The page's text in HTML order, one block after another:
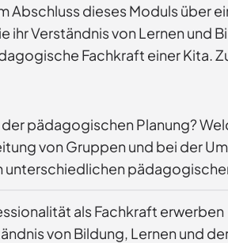
Abschluss dieses Moduls
Verständnis von Lernen und
Fachkraft einer Kita.
pädagogischen Planung?
von Gruppen und bei der
unterschiedlichen
als Fachkraft erwerben
von Bildung, Lernen und